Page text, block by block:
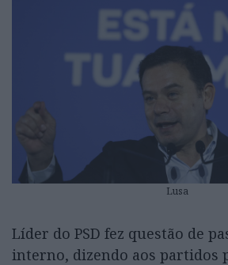
Lusa
Líder do PSD fez questão de
interno, dizendo aos partidos